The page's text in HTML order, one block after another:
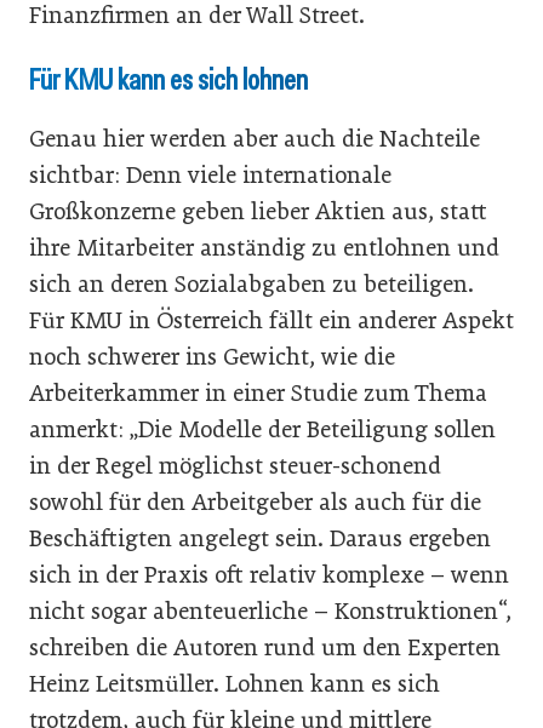
Finanzfirmen an der Wall Street.
Für KMU kann es sich lohnen
Genau hier werden aber auch die Nachteile
sichtbar: Denn viele internationale
Großkonzerne geben lieber Aktien aus, statt
ihre Mitarbeiter anständig zu entlohnen und
sich an deren Sozialabgaben zu beteiligen.
Für KMU in Österreich fällt ein anderer Aspekt
noch schwerer ins Gewicht, wie die
Arbeiterkammer in einer Studie zum Thema
anmerkt: „Die Modelle der Beteiligung sollen
in der Regel möglichst steuer-schonend
sowohl für den Arbeitgeber als auch für die
Beschäftigten angelegt sein. Daraus ergeben
sich in der Praxis oft relativ komplexe – wenn
nicht sogar abenteuerliche – Konstruktionen“,
schreiben die Autoren rund um den Experten
Heinz Leitsmüller. Lohnen kann es sich
trotzdem, auch für kleine und mittlere